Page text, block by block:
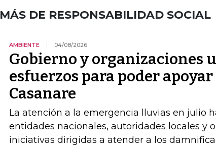
MÁS DE RESPONSABILIDAD SOCIAL
AMBIENTE 04/08/2026
Gobierno y organizaciones
esfuerzos para poder
Casanare
La atención a la emergencia lluvias en julio
entidades nacionales, autoridades locales y
iniciativas dirigidas a atender a los